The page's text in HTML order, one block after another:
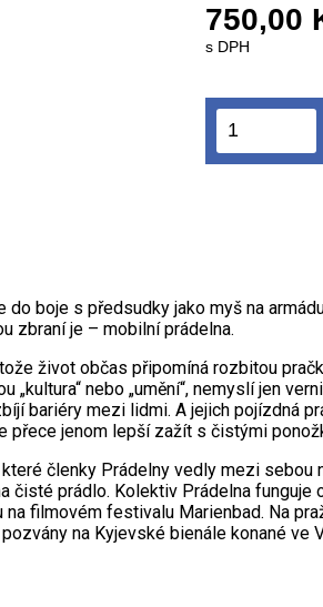
750,00
s DPH
boje s předsudky jako myš na
zbraní je – mobilní prádelna.
život občas připomíná rozbitou
nebo „umění“, nemyslí jen
bariéry mezi lidmi. A jejich pojízdná
přece jenom lepší zažít s čistými
členky Prádelny vedly mezi
prádlo. Kolektiv Prádelna funguje
filmovém festivalu Marienbad. Na
na Kyjevské bienále konané ve